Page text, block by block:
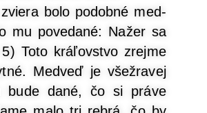
bolo podob­né med­
mu pove­da­né: Nažer sa
Toto krá­ľov­stvo zrej­me
Med­veď je všež­ra­vej
bude dané, čo si prá­ve